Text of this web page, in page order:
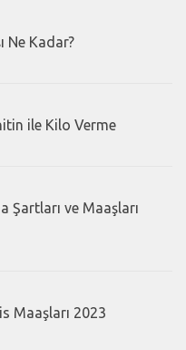
Ne Kadar?
ile Kilo Verme
Şartları ve Maaşları
Maaşları 2023